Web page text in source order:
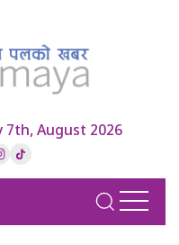
7th, August 2026